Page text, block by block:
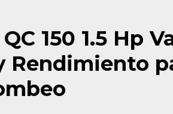
150 1.5 Hp
Rendimiento